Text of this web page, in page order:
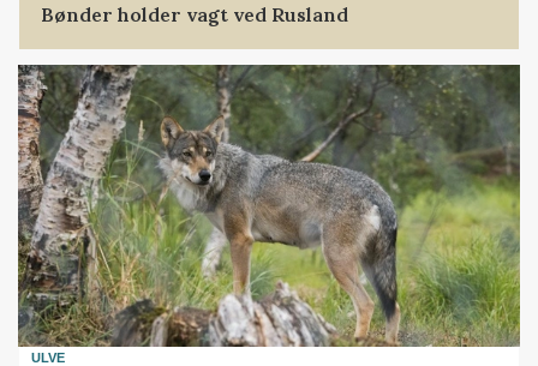
Bønder holder vagt ved Rusland
ULVE